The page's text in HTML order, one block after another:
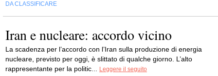
DA CLASSIFICARE
Iran e nucleare: accordo vicino
La scadenza per l’accordo con l’Iran sulla produzione di energia
nucleare, previsto per oggi, è slittato di qualche giorno. L’alto
rappresentante per la politic...
Leggere il seguito